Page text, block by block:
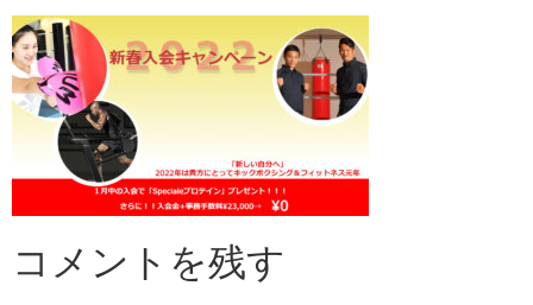
コメントを残す